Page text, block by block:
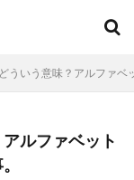
ういう意味？アルファ
ルファベット